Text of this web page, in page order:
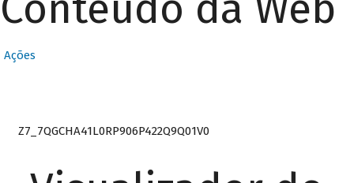
Ações
Z7_7QGCHA41L0RP906P422Q9Q01V0